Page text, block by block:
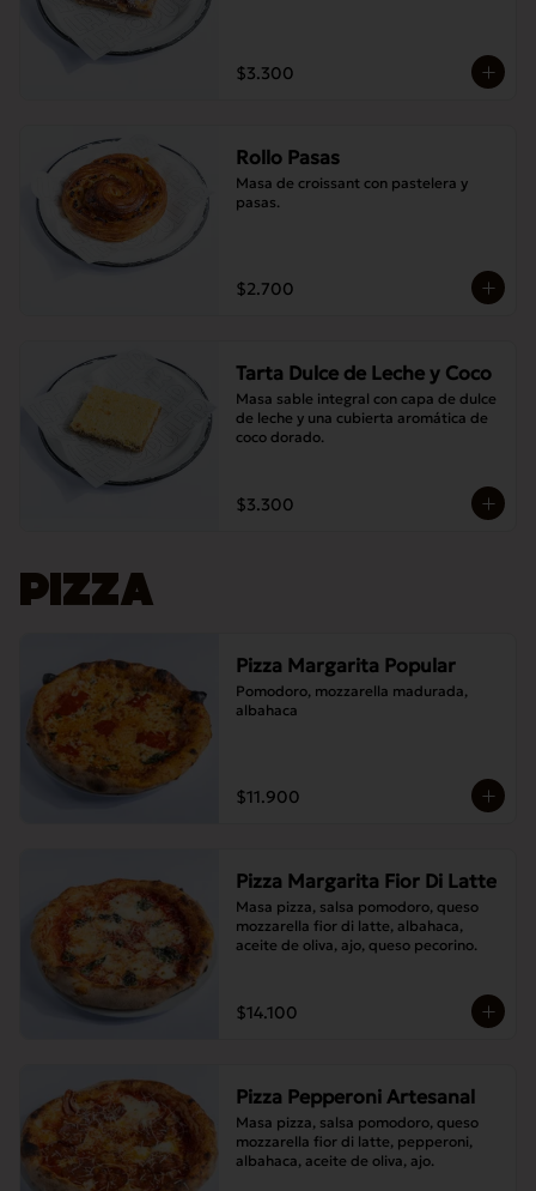
$3.300
Rollo Pasas
Masa de croissant con pastelera y
pasas.
$2.700
Tarta Dulce de Leche y Coco
Masa sable integral con capa de dulce
de leche y una cubierta aromática de
coco dorado.
$3.300
PIZZA
Pizza Margarita Popular
Pomodoro, mozzarella madurada,
albahaca
$11.900
Pizza Margarita Fior Di Latte
Masa pizza, salsa pomodoro, queso
mozzarella fior di latte, albahaca,
aceite de oliva, ajo, queso pecorino.
$14.100
Pizza Pepperoni Artesanal
Masa pizza, salsa pomodoro, queso
mozzarella fior di latte, pepperoni,
albahaca, aceite de oliva, ajo.